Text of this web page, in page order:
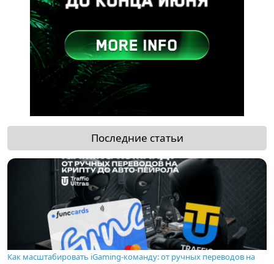
Последние статьи
Как масштабировать iGaming-команду: от ручных переводов на